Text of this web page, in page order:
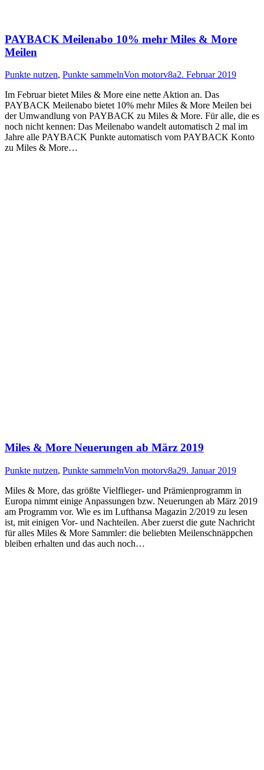
PAYBACK Meilenabo 10% mehr Miles & More
Meilen
Punkte nutzen, Punkte sammelnVon motorv8a2. Februar 2019
Im Februar bietet Miles & More eine nette Aktion an. Das
PAYBACK Meilenabo bietet 10% mehr Miles & More Meilen bei
der Umwandlung von PAYBACK zu Miles & More. Für alle, die es
noch nicht kennen: Das Meilenabo wandelt automatisch 2 mal im
Jahre alle PAYBACK Punkte automatisch vom PAYBACK Konto
zu Miles & More…
Miles & More Neuerungen ab März 2019
Punkte nutzen, Punkte sammelnVon motorv8a29. Januar 2019
Miles & More, das größte Vielflieger- und Prämienprogramm in
Europa nimmt einige Anpassungen bzw. Neuerungen ab März 2019
am Programm vor. Wie es im Lufthansa Magazin 2/2019 zu lesen
ist, mit einigen Vor- und Nachteilen. Aber zuerst die gute Nachricht
für alles Miles & More Sammler: die beliebten Meilenschnäppchen
bleiben erhalten und das auch noch…